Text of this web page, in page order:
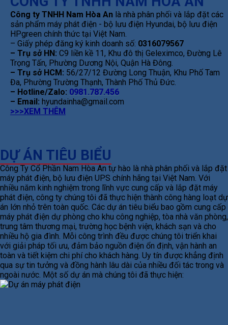
Công ty TNHH Nam Hòa An là nhà phân phối và lắp đặt các
sản phẩm máy phát điện - bộ lưu điện Hyundai, bộ lưu điện
HPgreen chính thức tại Việt Nam.
– Giấy phép đăng ký kinh doanh số: 0316079567
– Trụ sở HN: C9 liền kề 11, Khu đô thị Geleximco, Đường Lê
Trọng Tấn, Phường Dương Nội, Quận Hà Đông.
– Trụ sở HCM: 56/27/12 Đường Long Thuận, Khu Phố Tam
Đa, Phường Trường Thạnh, Thành Phố Thủ Đức.
– Hotline/Zalo: 0981.787.456
– Email: hyundainha@gmail.com
>>>XEM THÊM
DỰ ÁN TIÊU BIỂU
Công Ty Cổ Phần Nam Hòa An tự hào là nhà phân phối và lắp đặt
máy phát điện, bộ lưu điện UPS chính hãng tại Việt Nam. Với
nhiều năm kinh nghiệm trong lĩnh vực cung cấp và lắp đặt máy
phát điện, công ty chúng tôi đã thực hiện thành công hàng loạt dự
án lớn nhỏ trên toàn quốc. Các dự án tiêu biểu bao gồm cung cấp
máy phát điện dự phòng cho khu công nghiệp, tòa nhà văn phòng,
trung tâm thương mại, trường học bệnh viện, khách sạn và cho
nhiều hộ gia đình. Mỗi công trình đều được chúng tôi triển khai
với giải pháp tối ưu, đảm bảo nguồn điện ổn định, vận hành an
toàn và tiết kiệm chi phí cho khách hàng. Uy tín được khẳng định
qua sự tin tưởng và đồng hành lâu dài của nhiều đối tác trong và
ngoài nước. Một số dự án mà chúng tôi đã thực hiện: